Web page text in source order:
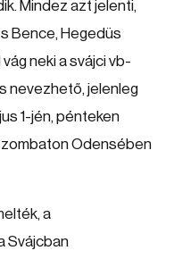
Mindez azt jelenti,
Bence, Hegedüs
neki a svájci vb-
nevezhető, jelenleg
1-jén, pénteken
Odensében
a
Svájcban